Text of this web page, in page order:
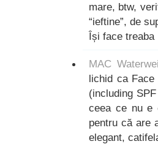
mare, btw,
“ieftine”, de
Își face treaba
MAC
lichid ca
(including
ceea ce nu e
pentru că are
elegant,